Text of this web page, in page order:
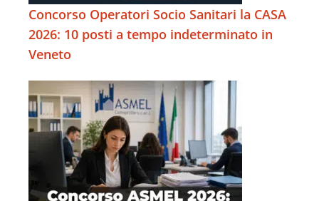
Concorso Operatori Socio Sanitari la CASA
2026: 10 posti a tempo indeterminato in
Veneto